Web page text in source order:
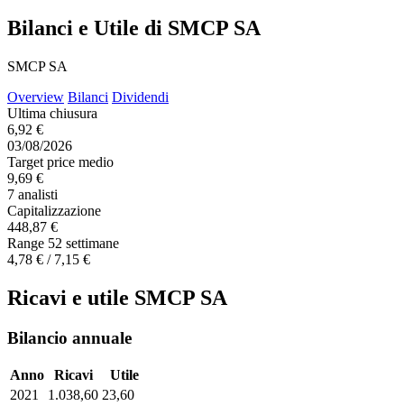
Bilanci e Utile di SMCP SA
SMCP SA
Overview Bilanci Dividendi
Ultima chiusura
6,92 €
03/08/2026
Target price medio
9,69 €
7 analisti
Capitalizzazione
448,87 €
Range 52 settimane
4,78 € / 7,15 €
Ricavi e utile SMCP SA
Bilancio annuale
Anno Ricavi
Utile
2021
1.038,60 23,60